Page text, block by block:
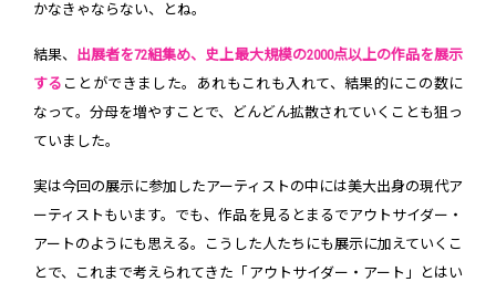
かなきゃならない、とね。
結果、 出展者を72組集め、史上最大規模の2000点以上の作品を展示
する ことができました。あれもこれも入れて、結果的にこの数に
なって。分母を増やすことで、どんどん拡散されていくことも狙っ
ていました。
実は今回の展示に参加したアーティストの中には美大出身の現代ア
ーティストもいます。でも、作品を見るとまるでアウトサイダー・
アートのようにも思える。こうした人たちにも展示に加えていくこ
とで、これまで考えられてきた「アウトサイダー・アート」とはい